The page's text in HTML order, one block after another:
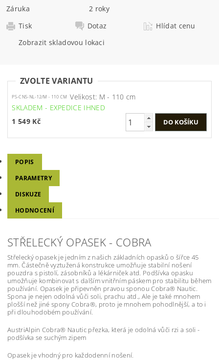
Záruka
2 roky
Tisk
Dotaz
Hlídat cenu
Zobrazit skladovou lokaci
ZVOLTE VARIANTU
PS-CNS-NL-12/M - 110 CM
Velikost: M - 110 cm
SKLADEM - EXPEDICE IHNED
1 549 Kč
POPIS
PARAMETRY
DISKUZE
HODNOCENÍ
STŘELECKÝ OPASEK - COBRA
Střelecký opasek je jedním z našich základních opasků o šířce 45
mm. Částečně vyztužená konstrukce umožňuje stabilní nošení
pouzdra s pistolí, zásobníků a lékárniček atd. Podšívka opasku
umožňuje kombinovat s dalším vnitřním páskem pro stabilitu během
používání. Opasek je připevněn pravou sponou Cobra® Nautic.
Spona je nejen odolná vůči soli, prachu atd., Ale je také mnohem
plošší než jiné spony Cobra®, proto je mnohem pohodlnější, a to i
při dlouhodobém používání.
AustriAlpin Cobra® Nautic přezka, která je odolná vůči rzi a soli -
podšívka se suchým zipem
Opasek je vhodný pro každodenní nošení.